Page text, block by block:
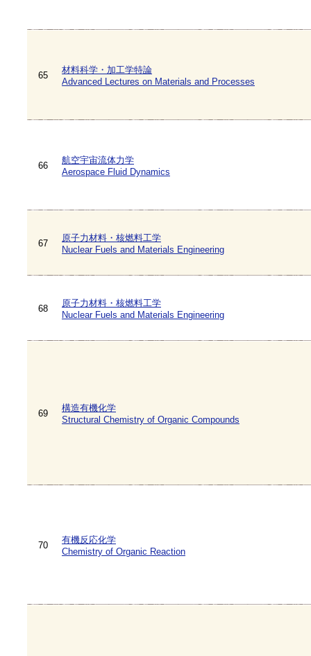
65
材料科学・加工学特論
Advanced Lectures on Materials and Processes
66
航空宇宙流体力学
Aerospace Fluid Dynamics
67
原子力材料・核燃料工学
Nuclear Fuels and Materials Engineering
68
原子力材料・核燃料工学
Nuclear Fuels and Materials Engineering
69
構造有機化学
Structural Chemistry of Organic Compounds
70
有機反応化学
Chemistry of Organic Reaction